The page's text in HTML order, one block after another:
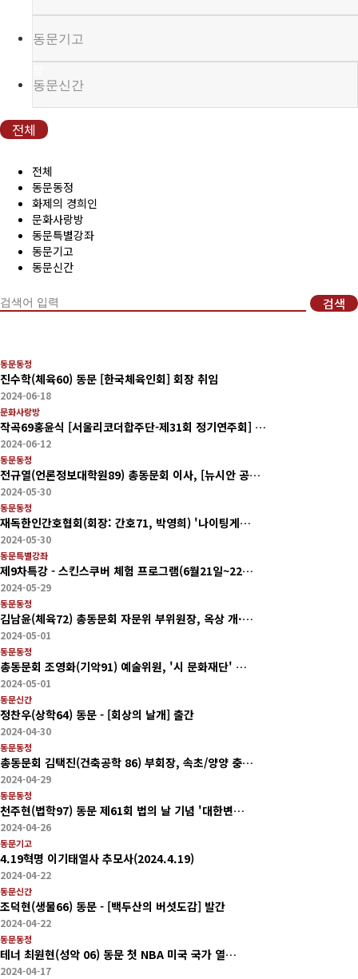
행사안내
공지사항
회비 안내
동문ID카드 발급
동문기고
동문신간
전체
전체
동문동정
화제의 경희인
문화사랑방
동문특별강좌
동문기고
동문신간
검색
동문동정
진수학(체육60) 동문 [한국체육인회] 회장 취임
2024-06-18
문화사랑방
작곡69홍윤식 [서울리코더합주단-제31회 정기연주회] …
2024-06-12
동문동정
전규열(언론정보대학원89) 총동문회 이사, [뉴시안 공…
2024-05-30
동문동정
재독한인간호협회(회장: 간호71, 박영희) '나이팅게…
2024-05-30
동문특별강좌
제9차특강 - 스킨스쿠버 체험 프로그램(6월21일~22…
2024-05-29
동문동정
김남윤(체육72) 총동문회 자문위 부위원장, 옥상 개·…
2024-05-01
동문동정
총동문회 조영화(기악91) 예술위원, '시 문화재단' …
2024-05-01
동문신간
정찬우(상학64) 동문 - [회상의 날개] 출간
2024-04-30
동문동정
총동문회 김택진(건축공학 86) 부회장, 속초/양양 충…
2024-04-29
동문동정
천주현(법학97) 동문 제61회 법의 날 기념 '대한변…
2024-04-26
동문기고
4.19혁명 이기태열사 추모사(2024.4.19)
2024-04-22
동문신간
조덕현(생물66) 동문 - [백두산의 버섯도감] 발간
2024-04-22
동문동정
테너 최원현(성악 06) 동문 첫 NBA 미국 국가 열…
2024-04-17